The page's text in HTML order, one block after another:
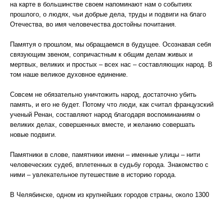
на карте в большинстве своем напоминают нам о событиях
прошлого, о людях, чьи добрые дела, труды и подвиги на благо
Отечества, во имя человечества достойны почитания.
Памятуя о прошлом, мы обращаемся в будущее. Осознавая себя
связующим звеном, сопричастным к общим делам живых и
мертвых, великих и простых – всех нас – составляющих народ. В
том наше великое духовное единение.
Совсем не обязательно уничтожить народ, достаточно убить
память, и его не будет. Потому что люди, как считал французский
ученый Ренан, составляют народ благодаря воспоминаниям о
великих делах, совершенных вместе, и желанию совершать
новые подвиги.
Памятники в слове, памятники имени – именные улицы – нити
человеческих судеб, вплетенных в судьбу города. Знакомство с
ними – увлекательное путешествие в историю города.
В Челябинске, одном из крупнейших городов страны, около 1300